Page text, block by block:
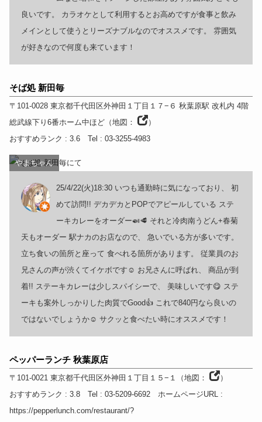
良いです。 カラオケとして利用するとお高めですが食事と飲み
メインとして使うとリーズナブルなのでオススメです。 雰囲気
が好きなので何度も来ています！
そば処 新田毎
〒101-0028 東京都千代田区外神田１丁目１７−６ 秋葉原駅 改札内 4階
総武線下り6番ホーム中ほど（地図：
）
おすすめランク : 3.6 Tel : 03-3255-4983
やまちゃん
25/4/22(火)18:30 いつも通勤時に気になっており、 初
めて訪問!! デカデカとPOPでアピールしている ステ
ーキカレーをオーダー🍛🥩 それと冷肉南うどん+春菊
天もオーダー 駅ナカのお店なので、 急いでいる方が多いです。
立ち食いの箇所と座って 食べれる箇所があります。 従業員のお
兄さんの声が渋くてイケボです☺️ お兄さんに呼ばれ、 商品が到
着!! ステーキカレーは少しスパイシーで、 美味しいです😋 ステ
ーキも案外しっかりした肉質でGood👍 これで840円なら良いの
ではないでしょうか☺️ サクッと食べたい時にオススメです！
ペッパーランチ 秋葉原店
〒101-0021 東京都千代田区外神田１丁目１５−１ （地図：
）
おすすめランク : 3.8 Tel : 03-5209-6692 ホームページURL:
https://pepperlunch.com/restaurant/?